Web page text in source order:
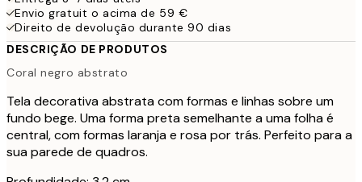
Envio gratuit o acima de 59 €
Direito de devolução durante 90 dias
DESCRIÇÃO DE PRODUTOS
Coral negro abstrato
Tela decorativa abstrata com formas e linhas sobre um
fundo bege. Uma forma preta semelhante a uma folha é
central, com formas laranja e rosa por trás. Perfeito para a
sua parede de quadros.